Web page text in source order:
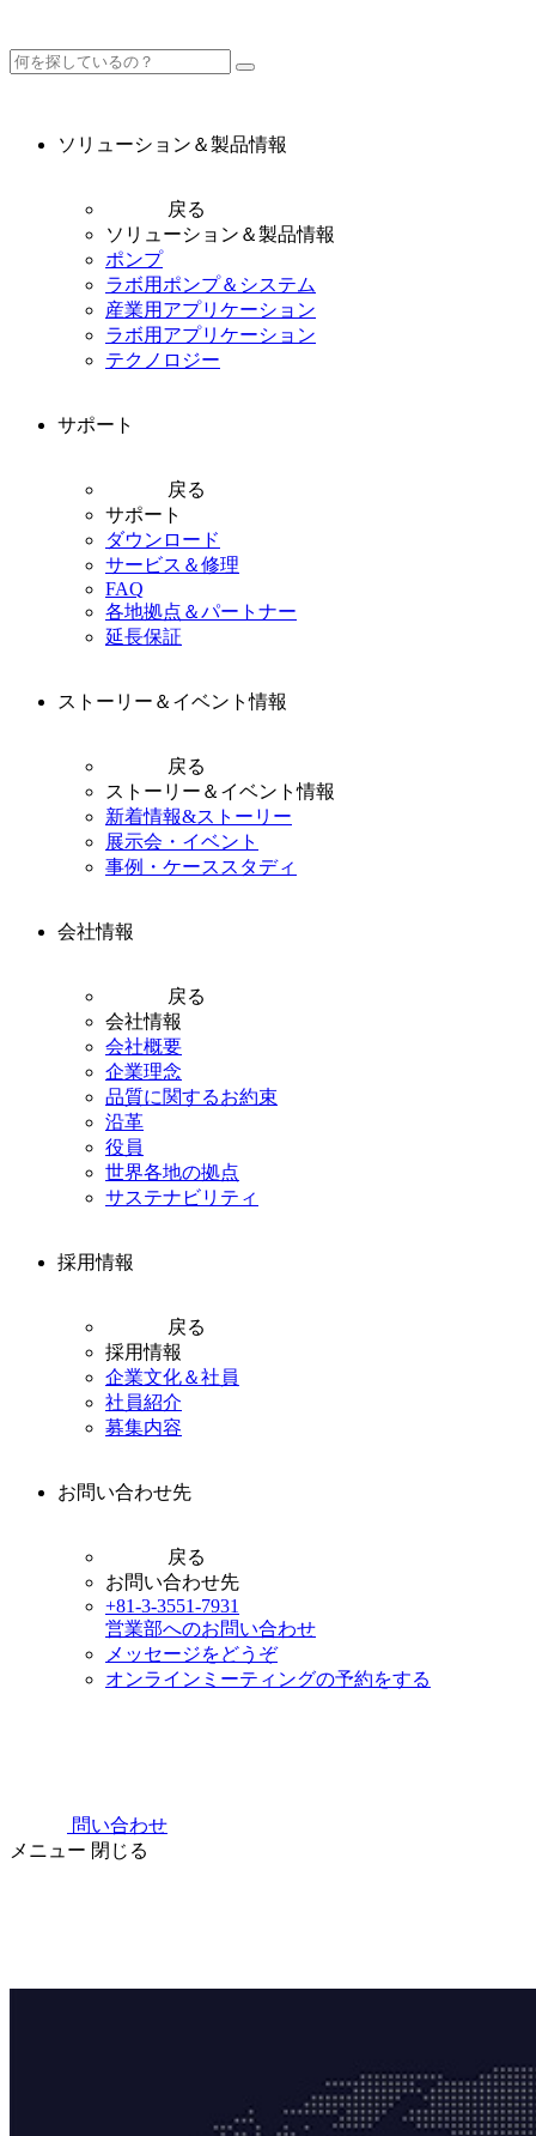
ソリューション＆製品情報
戻る
ソリューション＆製品情報
ポンプ
ラボ用ポンプ＆システム
産業用アプリケーション
ラボ用アプリケーション
テクノロジー
サポート
戻る
サポート
ダウンロード
サービス＆修理
FAQ
各地拠点＆パートナー
延長保証
ストーリー＆イベント情報
戻る
ストーリー＆イベント情報
新着情報&ストーリー
展示会・イベント
事例・ケーススタディ
会社情報
戻る
会社情報
会社概要
企業理念
品質に関するお約束
沿革
役員
世界各地の拠点
サステナビリティ
採用情報
戻る
採用情報
企業文化＆社員
社員紹介
募集内容
お問い合わせ先
戻る
お問い合わせ先
+81-3-3551-7931
営業部へのお問い合わせ
メッセージをどうぞ
オンラインミーティングの予約をする
問い合わせ
メニュー 閉じる